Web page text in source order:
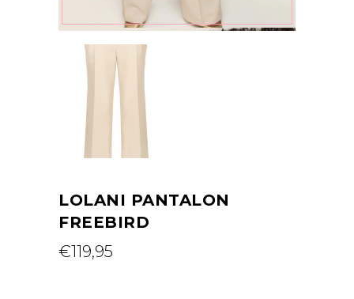
LOLANI PANTALON
FREEBIRD
€119,95